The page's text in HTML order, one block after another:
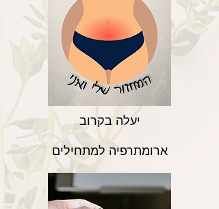
יעלה בקרוב
ארומתרפיה למתחילים